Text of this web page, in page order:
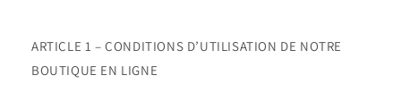
ARTICLE 1 – CONDITIONS D’UTILISATION DE NOTRE
BOUTIQUE EN LIGNE